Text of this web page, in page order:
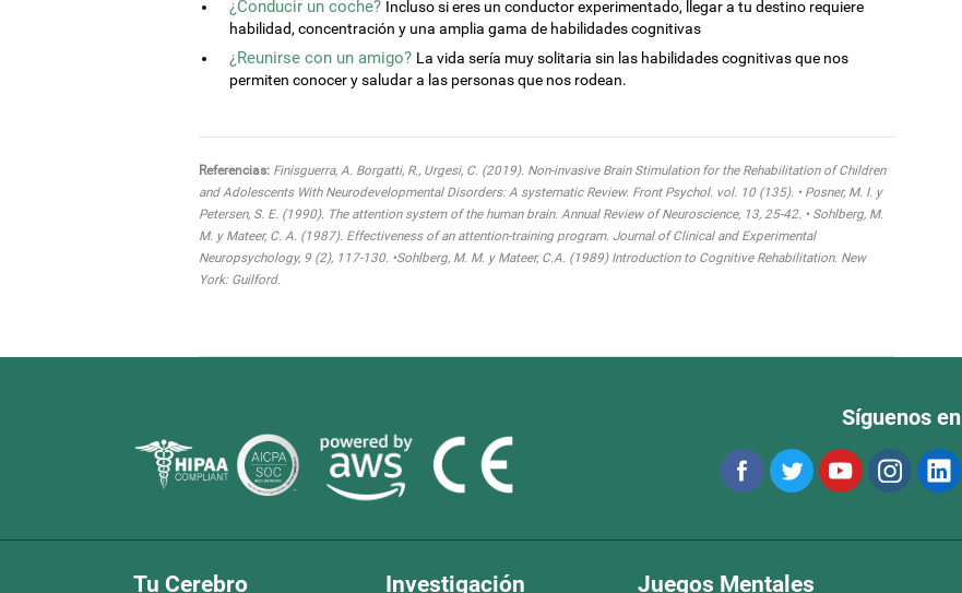
¿Conducir un coche? Incluso si eres un conductor experimentado, llegar a tu destino requiere
habilidad, concentración y una amplia gama de habilidades cognitivas
¿Reunirse con un amigo? La vida sería muy solitaria sin las habilidades cognitivas que nos
permiten conocer y saludar a las personas que nos rodean.
Referencias: Finisguerra, A. Borgatti, R., Urgesi, C. (2019). Non-invasive Brain Stimulation for the Rehabilitation of Children
and Adolescents With Neurodevelopmental Disorders: A systematic Review. Front Psychol. vol. 10 (135). • Posner, M. I. y
Petersen, S. E. (1990). The attention system of the human brain. Annual Review of Neuroscience, 13, 25-42. • Sohlberg, M.
M. y Mateer, C. A. (1987). Effectiveness of an attention-training program. Journal of Clinical and Experimental
Neuropsychology, 9 (2), 117-130. •Sohlberg, M. M. y Mateer, C.A. (1989) Introduction to Cognitive Rehabilitation. New
York: Guilford.
Síguenos en
Tu Cerebro Investigación Juegos Mentales